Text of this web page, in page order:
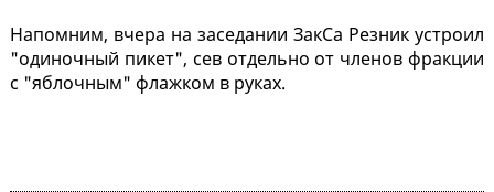
Напомним, вчера на заседании ЗакСа Резник устроил
"одиночный пикет", сев отдельно от членов фракции
с "яблочным" флажком в руках.